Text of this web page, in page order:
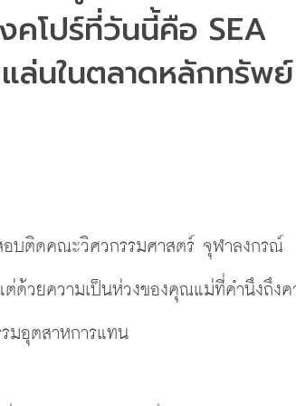
โปร์ที่วันนี้คือ SEA
ล่นในตลาดหลักทรัพย์
บติดคณะวิศวกรรมศาสตร์ จุฬาลงกรณ์
ต่ด้วยความเป็นห่วงของคุณแม่ที่คำนึงถึงค
มอุตสาหการแทน